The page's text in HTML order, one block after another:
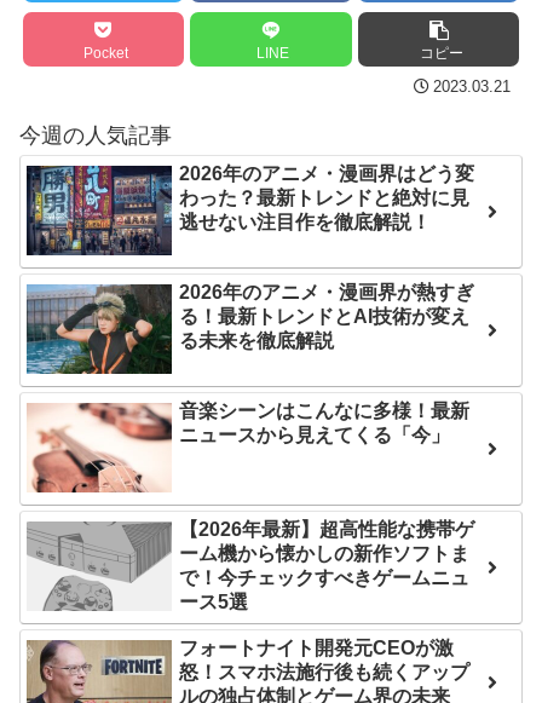
はチキン」
七ツ森りり ご令嬢と召使
たすら愛し合う。
Powered by livedoor 相
互RSS
に世界が衝撃
【第7話予告】水10ドラ
マ『ラムネモンキー』 トレ
36歳の彼女と結婚したい
のに、家族が猛反対。家族
び出した… 他
「本気で潰しにきてる」
滝沢秀明の新オーディショ
ァン衝撃
Powered by livedoor 相
互RSS
Pocket LINE コピー
2023.03.21
今週の人気記事
2026年のアニメ・漫画界はどう変
わった？最新トレンドと絶対に見
逃せない注目作を徹底解説！
2026年のアニメ・漫画界が熱すぎ
る！最新トレンドとAI技術が変え
る未来を徹底解説
音楽シーンはこんなに多様！最新
ニュースから見えてくる「今」
【2026年最新】超高性能な携帯ゲ
ーム機から懐かしの新作ソフトま
で！今チェックすべきゲームニュ
ース5選
フォートナイト開発元CEOが激
怒！スマホ法施行後も続くアップ
ルの独占体制とゲーム界の未来